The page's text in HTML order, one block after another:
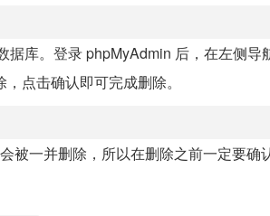
库。登录 phpMyAdmin 后，在左侧导
点击确认即可完成删除。
被一并删除，所以在删除之前一定要确